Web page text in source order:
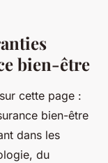
bien-être
cette page :
bien-être
dans les
du